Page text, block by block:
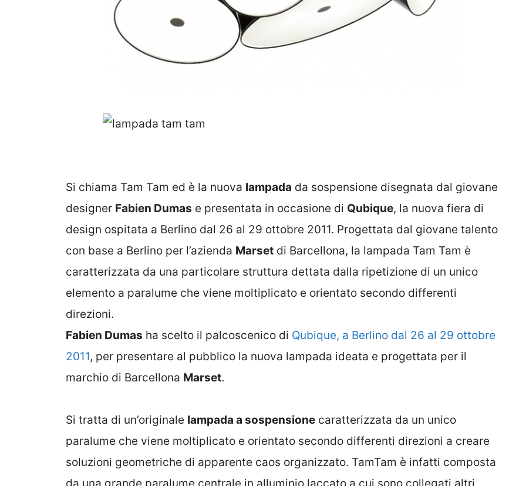
Si chiama Tam Tam ed è la nuova lampada da sospensione disegnata dal giovane
designer Fabien Dumas e presentata in occasione di Qubique, la nuova fiera di
design ospitata a Berlino dal 26 al 29 ottobre 2011. Progettata dal giovane talento
con base a Berlino per l’azienda Marset di Barcellona, la lampada Tam Tam è
caratterizzata da una particolare struttura dettata dalla ripetizione di un unico
elemento a paralume che viene moltiplicato e orientato secondo differenti
direzioni.
Fabien Dumas ha scelto il palcoscenico di Qubique, a Berlino dal 26 al 29 ottobre
2011, per presentare al pubblico la nuova lampada ideata e progettata per il
marchio di Barcellona Marset.
Si tratta di un’originale lampada a sospensione caratterizzata da un unico
paralume che viene moltiplicato e orientato secondo differenti direzioni a creare
soluzioni geometriche di apparente caos organizzato. TamTam è infatti composta